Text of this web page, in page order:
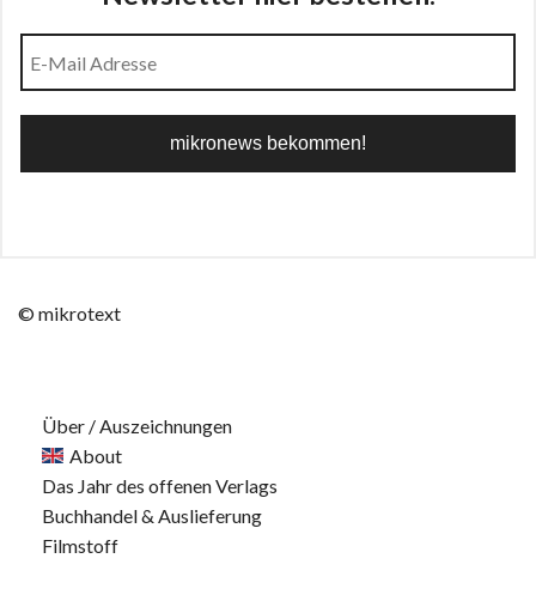
© mikrotext
Über / Auszeichnungen
About
Das Jahr des offenen Verlags
Buchhandel & Auslieferung
Filmstoff